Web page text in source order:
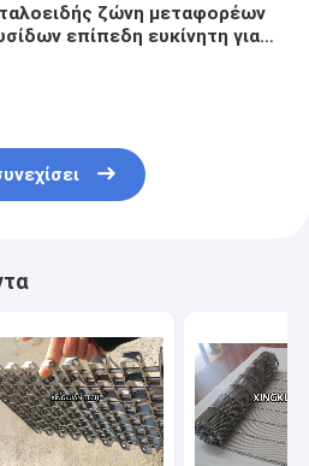
ζώνη μεταφορέων
επίπεδη ευκίνητη για